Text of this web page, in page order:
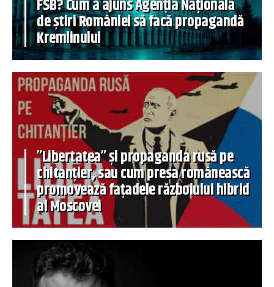
FSB? Cum a ajuns Agenția Națională
de știri României să facă propagandă
Kremlinului
”Libertatea” și propaganda rusă pe
chitanțier, sau cum presa românească
promovează fațadele războiului hibrid
al Moscovei